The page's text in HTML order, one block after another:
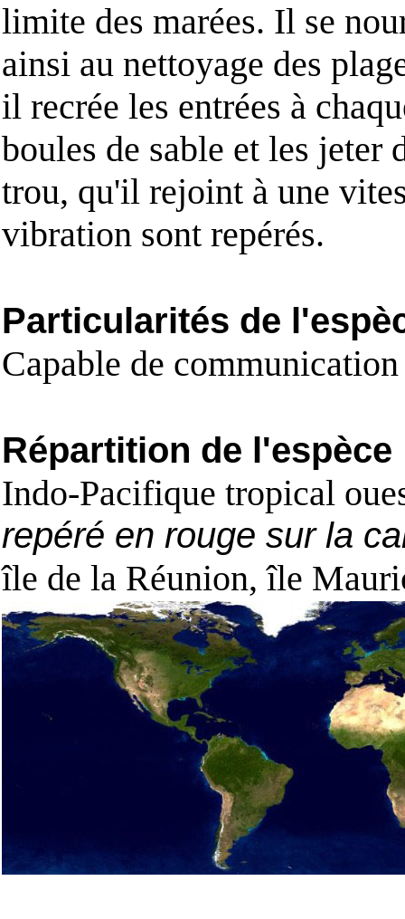
limite des marées. Il se
ainsi au nettoyage des
il recrée les entrées à
boules de sable et les jeter
trou, qu'il rejoint à une
vibration sont repérés.
Particularités de
Capable de
Répartition de l'espèce
Indo-Pacifique tropical
repéré en rouge sur la
île de la Réunion, île